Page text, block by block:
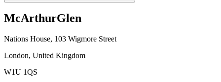
McArthurGlen
Nations House, 103 Wigmore Street
London, United Kingdom
W1U 1QS